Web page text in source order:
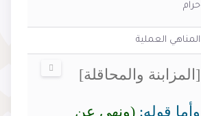
حرام
المناهي العملية
[المزابنة والمحاقلة]
وأما قوله: (ونهى عن